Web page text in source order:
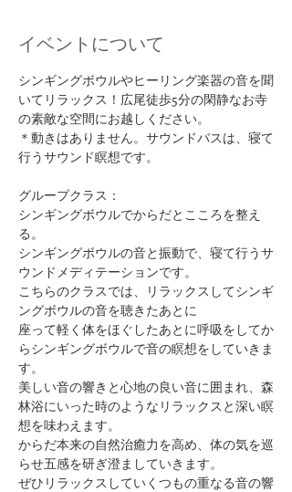
イベントについて
シンギングボウルやヒーリング楽器の音を聞
いてリラックス！広尾徒歩5分の閑静なお寺
の素敵な空間にお越しください。
＊動きはありません。サウンドバスは、寝て
行うサウンド瞑想です。
グループクラス：
シンギングボウルでからだとこころを整え
る。
シンギングボウルの音と振動で、寝て行うサ
ウンドメディテーションです。
こちらのクラスでは、リラックスしてシンギ
ングボウルの音を聴きたあとに
座って軽く体をほぐしたあとに呼吸をしてか
らシンギングボウルで音の瞑想をしていきま
す。
美しい音の響きと心地の良い音に囲まれ、森
林浴にいった時のようなリラックスと深い瞑
想を味わえます。
からだ本来の自然治癒力を高め、体の気を巡
らせ五感を研ぎ澄ましていきます。
ぜひリラックスしていくつもの重なる音の響